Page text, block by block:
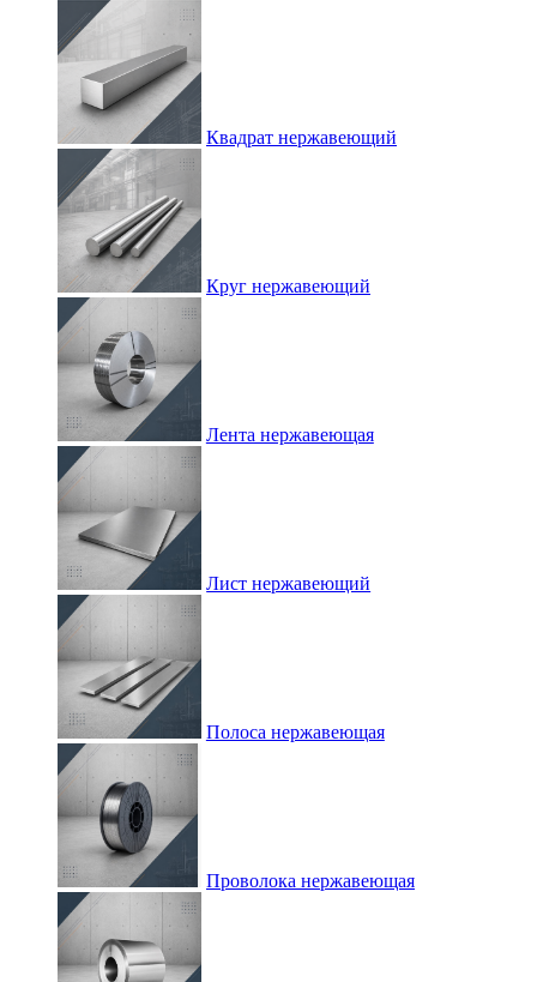
Квадрат нержавеющий
Круг нержавеющий
Лента нержавеющая
Лист нержавеющий
Полоса нержавеющая
Проволока нержавеющая